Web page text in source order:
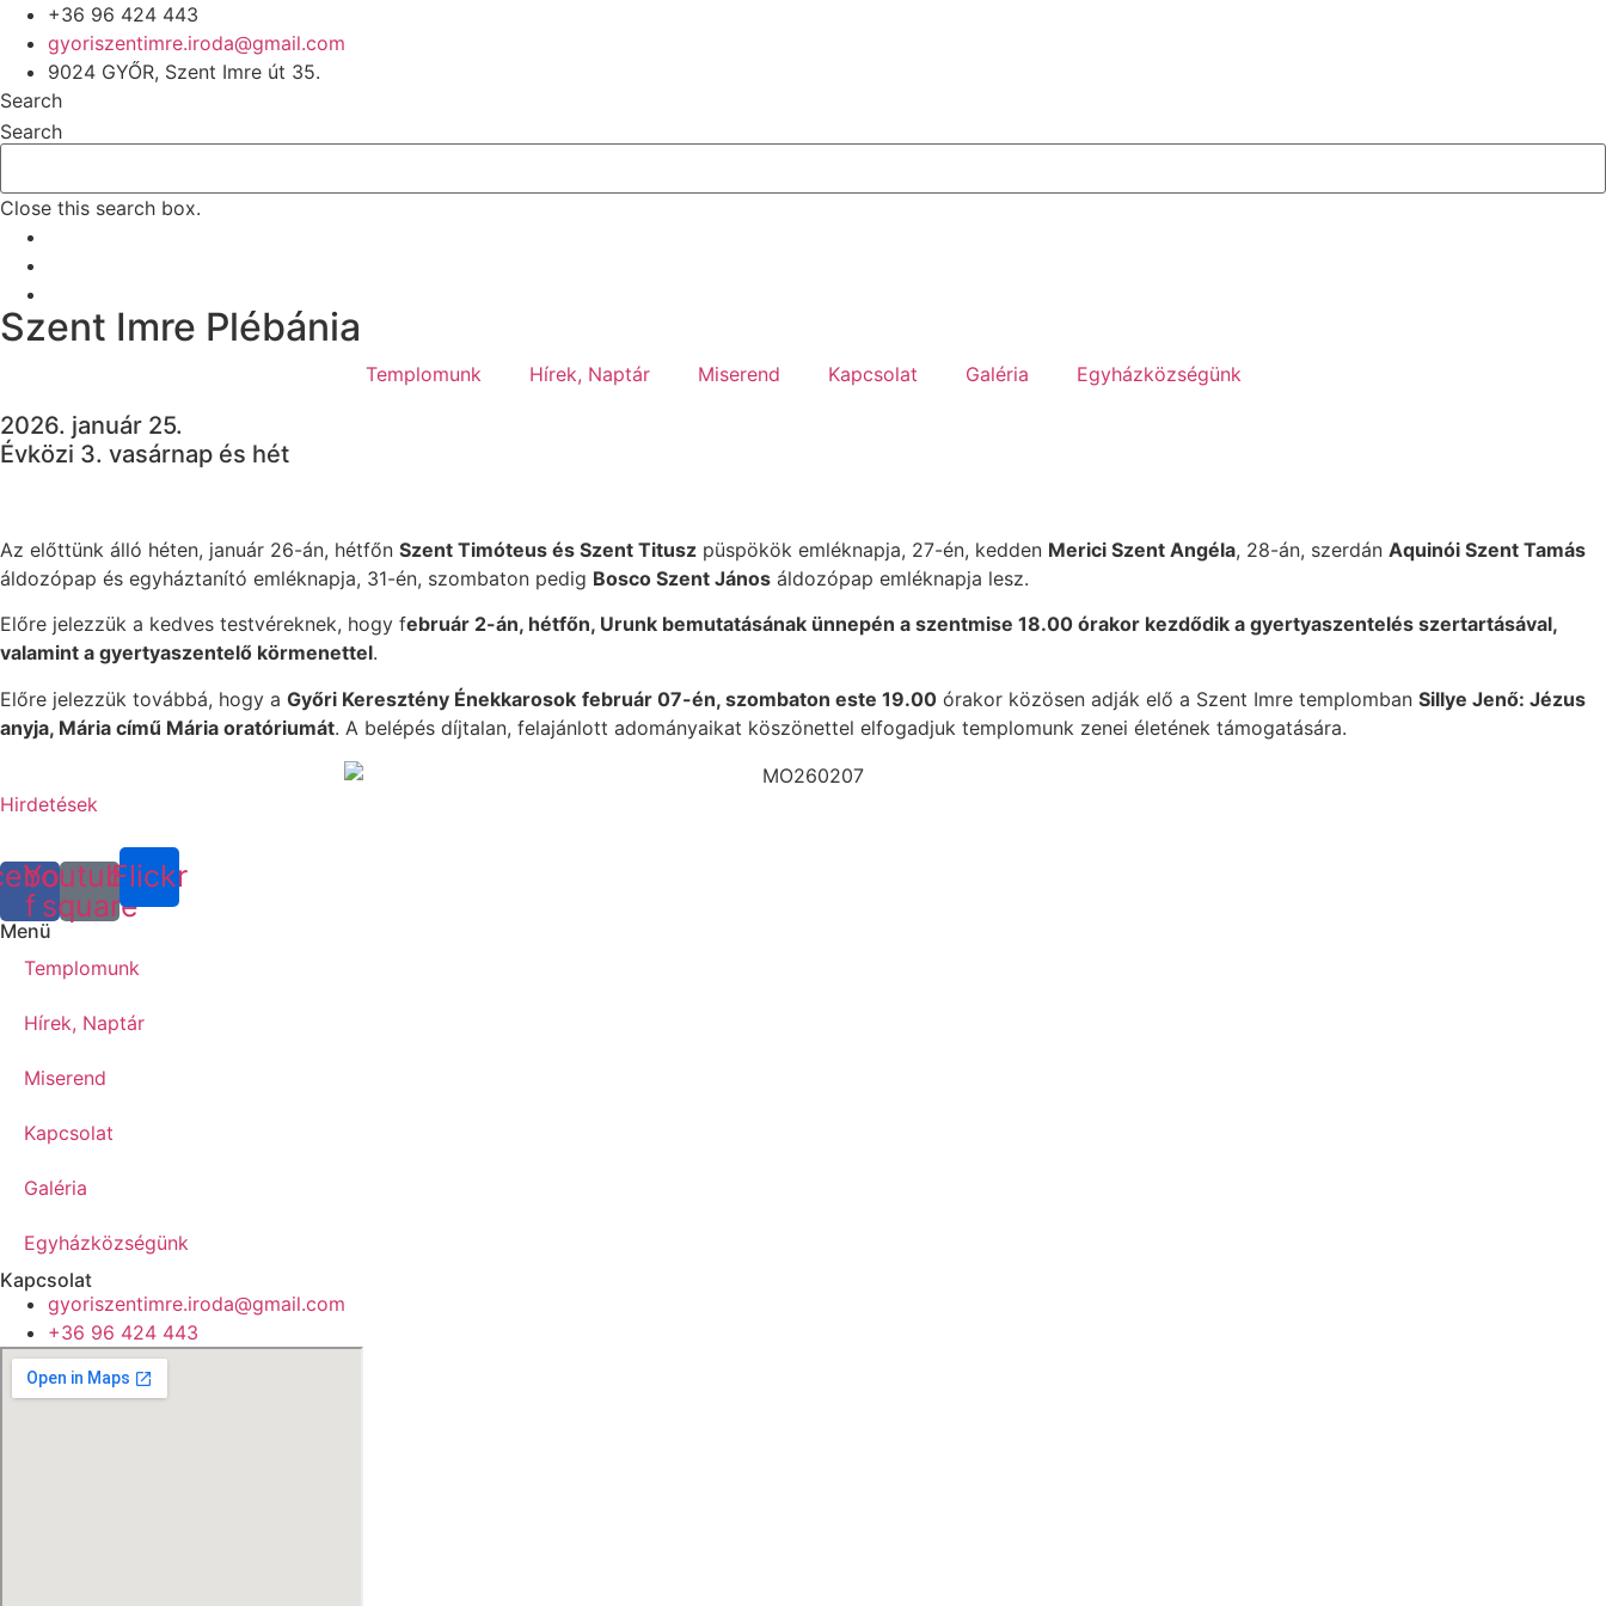
+36 96 424 443
gyoriszentimre.iroda@gmail.com
9024 GYŐR, Szent Imre út 35.
Search
Search
Close this search box.
Szent Imre Plébánia
Templomunk Hírek, Naptár Miserend Kapcsolat Galéria Egyházközségünk
2026. január 25.
Évközi 3. vasárnap és hét
Az előttünk álló héten, január 26-án, hétfőn Szent Timóteus és Szent Titusz püspökök emléknapja, 27-én, kedden Merici Szent Angéla, 28-án, szerdán Aquinói Szent Tamás
áldozópap és egyháztanító emléknapja, 31-én, szombaton pedig Bosco Szent János áldozópap emléknapja lesz.
Előre jelezzük a kedves testvéreknek, hogy február 2-án, hétfőn, Urunk bemutatásának ünnepén a szentmise 18.00 órakor kezdődik a gyertyaszentelés szertartásával,
valamint a gyertyaszentelő körmenettel.
Előre jelezzük továbbá, hogy a Győri Keresztény Énekkarosok február 07-én, szombaton este 19.00 órakor közösen adják elő a Szent Imre templomban Sillye Jenő: Jézus
anyja, Mária című Mária oratóriumát. A belépés díjtalan, felajánlott adományaikat köszönettel elfogadjuk templomunk zenei életének támogatására.
Hirdetések
f
Youtube-
square
Flickr
Menü
Templomunk
Hírek, Naptár
Miserend
Kapcsolat
Galéria
Egyházközségünk
Kapcsolat
gyoriszentimre.iroda@gmail.com
+36 96 424 443